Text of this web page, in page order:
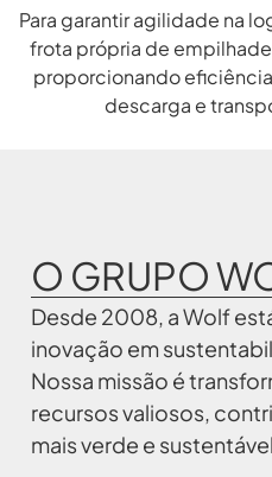
Para garantir agilidade na
frota própria de
proporcionando
descarga e
O GRUPO
Desde 2008, a Wolf
inovação em
Nossa missão é
recursos valiosos,
mais verde e